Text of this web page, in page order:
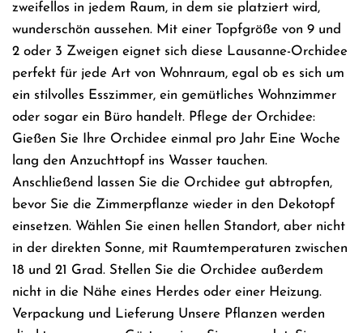
zweifellos in jedem Raum, in dem sie platziert wird,
wunderschön aussehen. Mit einer Topfgröße von 9 und
2 oder 3 Zweigen eignet sich diese Lausanne-Orchidee
perfekt für jede Art von Wohnraum, egal ob es sich um
ein stilvolles Esszimmer, ein gemütliches Wohnzimmer
oder sogar ein Büro handelt. Pflege der Orchidee:
Gießen Sie Ihre Orchidee einmal pro Jahr Eine Woche
lang den Anzuchttopf ins Wasser tauchen.
Anschließend lassen Sie die Orchidee gut abtropfen,
bevor Sie die Zimmerpflanze wieder in den Dekotopf
einsetzen. Wählen Sie einen hellen Standort, aber nicht
in der direkten Sonne, mit Raumtemperaturen zwischen
18 und 21 Grad. Stellen Sie die Orchidee außerdem
nicht in die Nähe eines Herdes oder einer Heizung.
Verpackung und Lieferung Unsere Pflanzen werden